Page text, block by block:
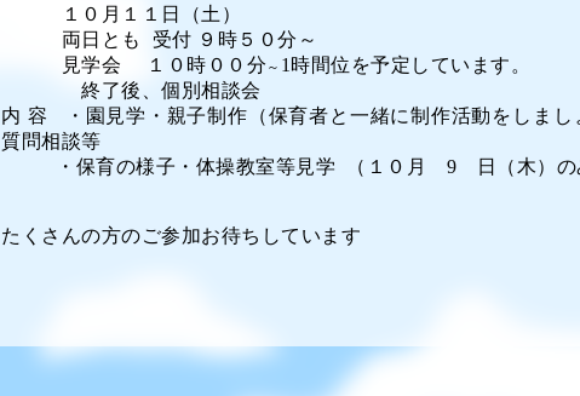
１０月１１日（土）
両日とも 受付 ９時５０分～
見学会 １０時００分 ～ 1時間位を予定しています。
終了後、個別相談会
内 容 ・園見学・親子制作（保育者と一緒に制作活動をしまし
質問相談等
・保育の様子・体操教室等見学 （１０月 9 日（木）の
たくさんの方のご参加お待ちしています